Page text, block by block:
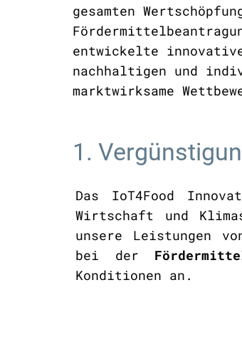
gesamten
entwickelte
nachhaltigen und
marktwirksame
1.
Das IoT4Food
Wirtschaft und
unsere Leistungen
bei der
Konditionen an.